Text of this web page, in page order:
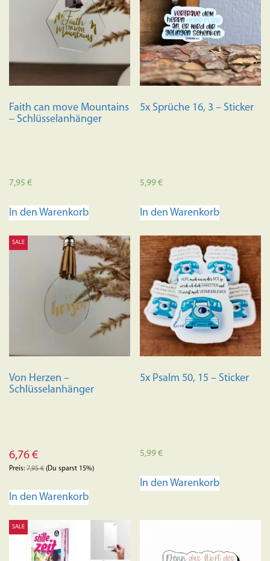
Faith can move Mountains
– Schlüsselanhänger
7,95 €
In den Warenkorb
5x Sprüche 16, 3 – Sticker
5,99€
In den Warenkorb
SALE
Von Herzen –
Schlüsselanhänger
6,76 €
Preis: 7,95€ (Du sparst 15%)
In den Warenkorb
5x Psalm 50, 15 – Sticker
5,99€
In den Warenkorb
SALE